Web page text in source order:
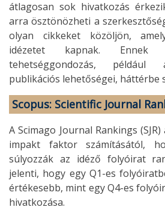
átlagosan sok hivatkozás
arra ösztönözheti a
olyan cikkeket közöljön,
idézetet kapnak. Ennek
tehetséggondozás, például
publikációs lehetőségei, háttérbe
Scopus: Scientific Journal
A Scimago Journal Rankings
impakt faktor számításától,
súlyozzák az idéző folyóirat
jelenti, hogy egy Q1-es
értékesebb, mint egy Q4-es
hivatkozása.